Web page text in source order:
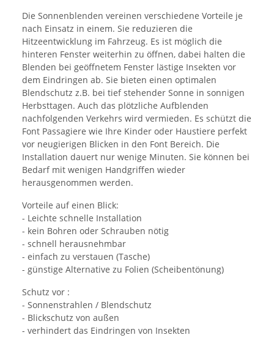
Die Sonnenblenden vereinen verschiedene Vorteile je
nach Einsatz in einem. Sie reduzieren die
Hitzeentwicklung im Fahrzeug. Es ist möglich die
hinteren Fenster weiterhin zu öffnen, dabei halten die
Blenden bei geöffnetem Fenster lästige Insekten vor
dem Eindringen ab. Sie bieten einen optimalen
Blendschutz z.B. bei tief stehender Sonne in sonnigen
Herbsttagen. Auch das plötzliche Aufblenden
nachfolgenden Verkehrs wird vermieden. Es schützt die
Font Passagiere wie Ihre Kinder oder Haustiere perfekt
vor neugierigen Blicken in den Font Bereich. Die
Installation dauert nur wenige Minuten. Sie können bei
Bedarf mit wenigen Handgriffen wieder
herausgenommen werden.
Vorteile auf einen Blick:
- Leichte schnelle Installation
- kein Bohren oder Schrauben nötig
- schnell herausnehmbar
- einfach zu verstauen (Tasche)
- günstige Alternative zu Folien (Scheibentönung)
Schutz vor :
- Sonnenstrahlen / Blendschutz
- Blickschutz von außen
- verhindert das Eindringen von Insekten